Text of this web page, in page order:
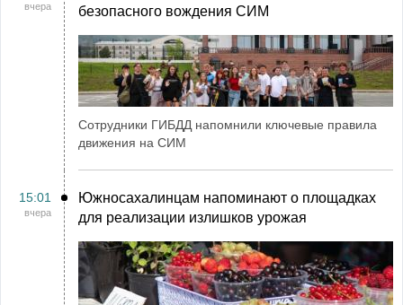
вчера
безопасного вождения СИМ
Сотрудники ГИБДД напомнили ключевые правила
движения на СИМ
15:01
вчера
Южносахалинцам напоминают о площадках
для реализации излишков урожая